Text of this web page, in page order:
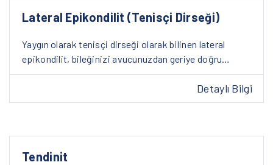
Lateral Epikondilit (Tenisçi Dirseği)
Yaygın olarak tenisçi dirseği olarak bilinen lateral
epikondilit, bileğinizi avucunuzdan geriye doğru…
Detaylı Bilgi
Tendinit